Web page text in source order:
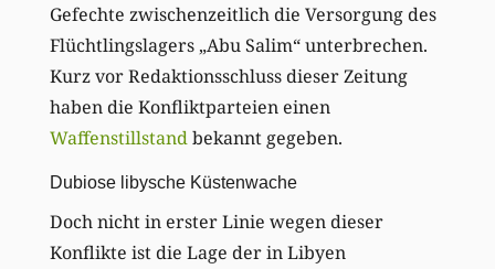
Gefechte zwischenzeitlich die Versorgung des
Flüchtlingslagers „Abu Salim“ unterbrechen.
Kurz vor Redaktionsschluss dieser Zeitung
haben die Konfliktparteien einen
Waffenstillstandbekannt gegeben.
Dubiose libysche Küstenwache
Doch nicht in erster Linie wegen dieser
Konflikte ist die Lage der in Libyen